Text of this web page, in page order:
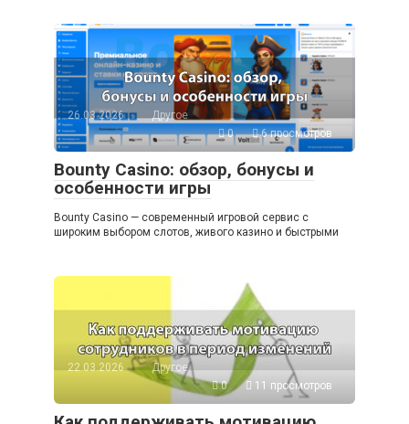
26.03.2026
Другое
0
6 просмотров
Bounty Casino: обзор, бонусы и
особенности игры
Bounty Casino — современный игровой сервис с
широким выбором слотов, живого казино и быстрыми
22.03.2026
Другое
0
11 просмотров